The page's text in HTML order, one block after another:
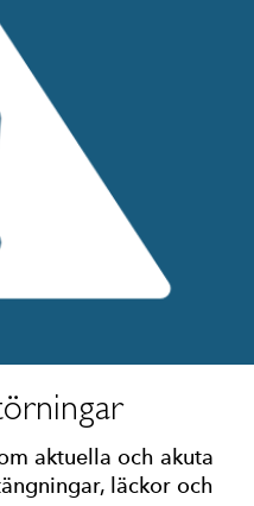
aktuella och akuta
läckor och